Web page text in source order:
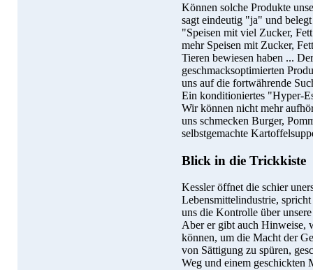
Können solche Produkte
sagt eindeutig "ja" und
"Speisen mit viel Zucker,
mehr Speisen mit Zucker,
Tieren bewiesen haben ...
geschmacksoptimierten
uns auf die fortwährende
Ein konditioniertes "Hyper-
Wir können nicht mehr
uns schmecken Burger,
selbstgemachte
Blick in die Trickkiste
Kessler öffnet die schier
Lebensmittelindustrie,
uns die Kontrolle über
Aber er gibt auch Hinweise,
können, um die Macht der
von Sättigung zu spüren,
Weg und einem geschickten